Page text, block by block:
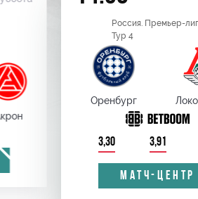
Россия. Премьер-
Тур 4
Оренбург
3,30 3,91
МАТЧ-ЦЕНТР